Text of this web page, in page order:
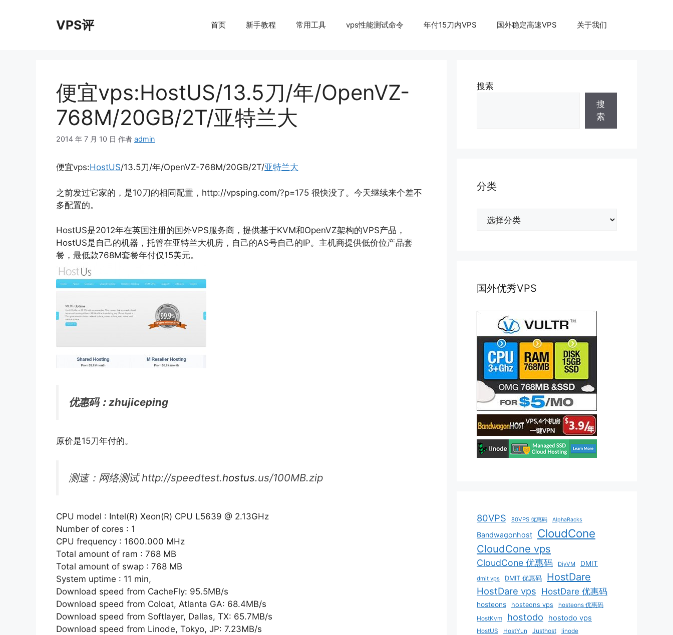
VPS评 首页 新手教程 常用工具 vps性能测试命令 年付15刀内VPS 国外稳定高速VPS 关于我们
便宜vps:HostUS/13.5刀/年/OpenVZ-
768M/20GB/2T/亚特兰大
2014 年 7 月 10 日 作者 admin
便宜vps:HostUS/13.5刀/年/OpenVZ-768M/20GB/2T/亚特兰大
之前发过它家的，是10刀的相同配置，http://vpsping.com/?p=175 很快没了。今天继续来个差不
多配置的。
HostUS是2012年在英国注册的国外VPS服务商，提供基于KVM和OpenVZ架构的VPS产品，
HostUS是自己的机器，托管在亚特兰大机房，自己的AS号自己的IP。主机商提供低价位产品套
餐，最低款768M套餐年付仅15美元。
优惠码：zhujiceping
原价是15刀年付的。
测速：网络测试 http://speedtest.hostus.us/100MB.zip
CPU model : Intel(R) Xeon(R) CPU L5639 @ 2.13GHz
Number of cores : 1
CPU frequency : 1600.000 MHz
Total amount of ram : 768 MB
Total amount of swap : 768 MB
System uptime : 11 min,
Download speed from CacheFly: 95.5MB/s
Download speed from Coloat, Atlanta GA: 68.4MB/s
Download speed from Softlayer, Dallas, TX: 65.7MB/s
Download speed from Linode, Tokyo, JP: 7.23MB/s
搜索
搜
索
分类
国外优秀VPS
80VPS 80VPS 优惠码 AlphaRacks
Bandwagonhost CloudCone
CloudCone vps
CloudCone 优惠码 DiyVM DMIT
dmit vps DMIT 优惠码 HostDare
HostDare vps HostDare 优惠码
hosteons hosteons vps
hosteons 优惠码
HostKvm
hostodo hostodo vps
HostUS HostYun Justhost linode